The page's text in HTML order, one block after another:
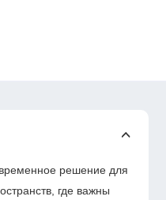
решение для
где важны